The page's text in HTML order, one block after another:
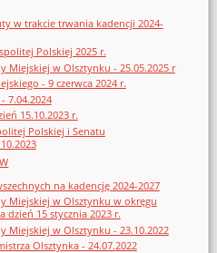
w trakcie trwania kadencji 2024-
Polskiej 2025 r.
Miejskiej w Olsztynku - 25.05.2025 r
- 9 czerwca 2024 r.
7.04.2024
15.10.2023 r.
Polskiej i Senatu
na kadencję 2024-2027
Miejskiej w Olsztynku w okręgu
dzień 15 stycznia 2023 r.
Miejskiej w Olsztynku - 23.10.2022
Olsztynka - 24.07.2022